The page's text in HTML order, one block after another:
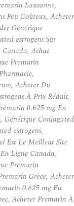
Lausanne,
Peu Coûteux, Acheter
Générique
estrogens Sur
Canada, Achat
Premarin
Acheter Du
À Prix Réduit,
0.625 mg En
Générique Conjugated
estrogens,
Est Le Meilleur Site
Ligne Canada,
Premarin
Grèce, Acheter
0.625 mg En
Acheter Premarin À